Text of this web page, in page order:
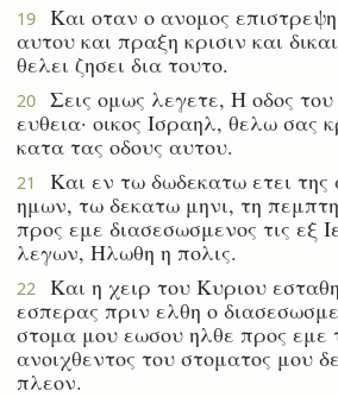
19
Και οταν ο ανομος
αυτου και πραξη κρισιν και
θελει ζησει δια τουτο.
20
Σεις ομως λεγετε, Η οδος
ευθεια· οικος Ισραηλ, θελω σας
κατα τας οδους αυτου.
21
Και εν τω δωδεκατω ετει της
ημων, τω δεκατω μηνι, τη
προς εμε διασεσωσμενος τις εξ
λεγων, Ηλωθη η πολις.
22
Και η χειρ του Κυριου
εσπερας πριν ελθη ο
στομα μου εωσου ηλθε προς εμε
ανοιχθεντος του στοματος μου
πλεον.